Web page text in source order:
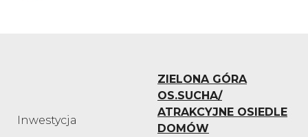
Inwestycja
ZIELONA GÓRA
OS.SUCHA/
ATRAKCYJNE OSIEDLE
DOMÓW